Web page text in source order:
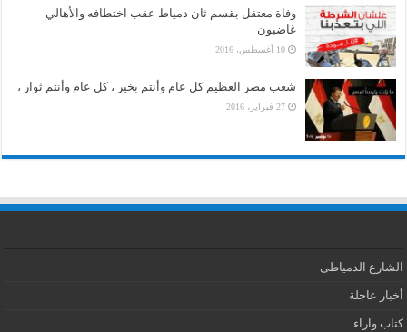
وفاة معتقل بقسم ثان دمياط عقب اختطافه والأهالي
غاضبون
10 أغسطس، 2016
شعب مصر العظيم كل عام وأنتم بخير ، كل عام وأنتم ثوار ،
27 فبراير، 2016
الشارع الدمياطى
أخبار عاجلة
كتاب واراء